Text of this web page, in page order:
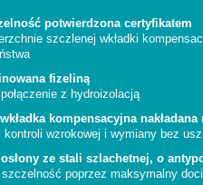
potwierdzona certyfikatem
szczlenej wkładki
fizeliną
z hydroizolacją
kompensacyjna nakładana
kontroli wzrokowej i wymiany bez
osłony ze stali szlachetnej, o
poprzez maksymalny